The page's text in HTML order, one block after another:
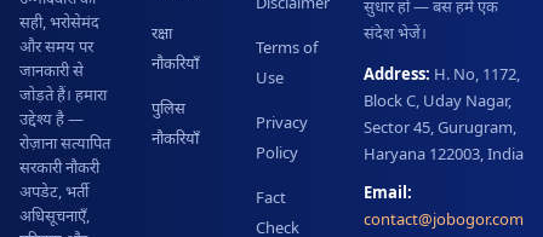
सही, भरोसेमंद
और समय पर
जानकारी से
जोड़ते हैं। हमारा
उद्देश्य है —
रोज़ाना सत्यापित
सरकारी नौकरी
अपडेट, भर्ती
अधिसूचनाएँ,
रक्षा
नौकरियाँ
पुलिस
नौकरियाँ
Terms of
Use
Privacy
Policy
Fact
Check
सुधार हो — बस हमें एक
संदेश भेजें।
Address: H. No, 1172,
Block C, Uday Nagar,
Sector 45, Gurugram,
Haryana 122003, India
Email:
contact@jobogor.com